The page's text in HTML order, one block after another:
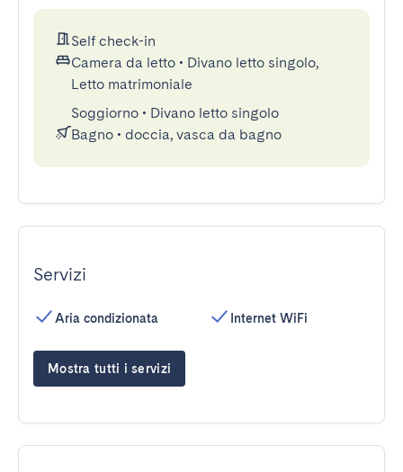
Self check-in
Camera da letto • Divano letto singolo,
Letto matrimoniale
Soggiorno • Divano letto singolo
Bagno • doccia, vasca da bagno
Servizi
Aria condizionata Internet WiFi
Mostra tutti i servizi